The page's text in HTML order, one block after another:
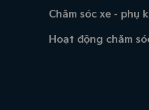
Chăm sóc xe - phụ
Hoạt động chăm